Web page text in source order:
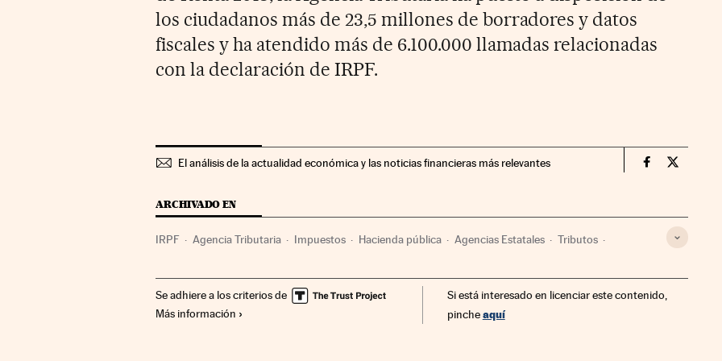
los ciudadanos más de 23,5 millones de borradores y datos
fiscales y ha atendido más de 6.100.000 llamadas relacionadas
con la declaración de IRPF.
El análisis de la actualidad económica y las noticias financieras más relevantes Economia
ARCHIVADO EN
IRPF Agencia Tributaria Impuestos Hacienda pública Agencias Estatales Tributos
Se adhiere a los criterios de
Más información
Si está interesado en licenciar este contenido,
pincheaquí